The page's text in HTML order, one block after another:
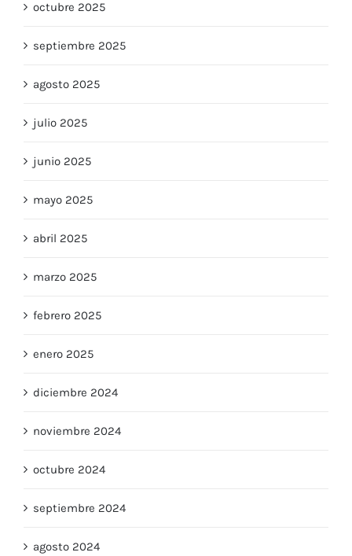
octubre 2025
septiembre 2025
agosto 2025
julio 2025
junio 2025
mayo 2025
abril 2025
marzo 2025
febrero 2025
enero 2025
diciembre 2024
noviembre 2024
octubre 2024
septiembre 2024
agosto 2024